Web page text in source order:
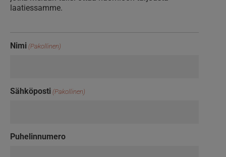
laatiessamme.
Nimi (Pakollinen)
Sähköposti (Pakollinen)
Puhelinnumero